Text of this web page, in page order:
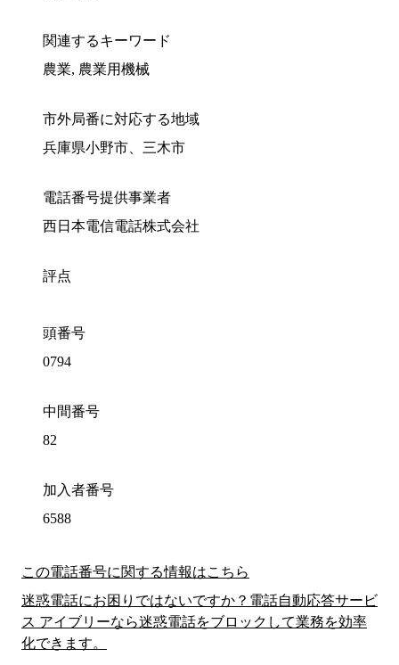
関連するキーワード
農業, 農業用機械
市外局番に対応する地域
兵庫県小野市、三木市
電話番号提供事業者
西日本電信電話株式会社
評点
頭番号
0794
中間番号
82
加入者番号
6588
この電話番号に関する情報はこちら
迷惑電話にお困りではないですか？電話自動応答サービ
ス アイブリーなら迷惑電話をブロックして業務を効率
化できます。